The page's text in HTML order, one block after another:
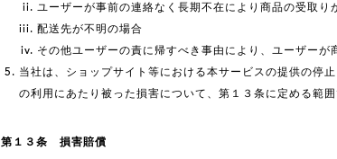
ユーザーが事前の連絡なく長期不在により商品の受取り
配送先が不明の場合
その他ユーザーの責に帰すべき事由により、ユーザーが
当社は、ショップサイト等における本サービスの提供の停
の利用にあたり被った損害について、第１３条に定める範
第１３条 損害賠償